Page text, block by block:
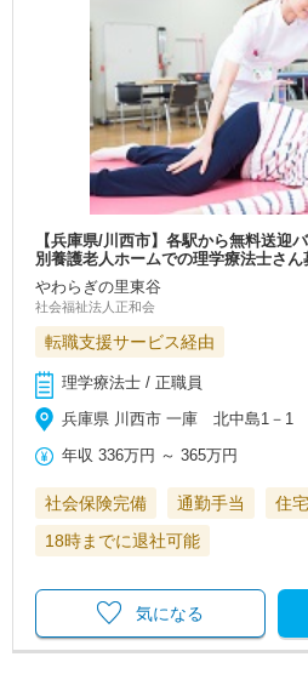
【兵庫県/川西市】各駅から無料送迎
別養護老人ホームでの理学療法士さん
やわらぎの里東谷
社会福祉法人正和会
転職支援サービス経由
理学療法士 / 正職員
兵庫県 川西市 一庫 北中島1－1
年収 336万円 ～365万円
社会保険完備 通勤手当
住
18時までに退社可能
気になる